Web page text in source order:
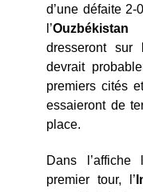
d’une défaite 2-
l’Ouzbékistan
dresseront
devrait
premiers cités
essaieront de
place.
Dans
premier tour, l’